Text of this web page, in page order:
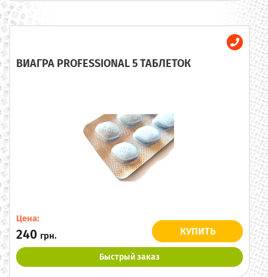
ВИАГРА PROFESSIONAL 5 ТАБЛЕТОК
Цена:
240 грн. КУПИТЬ
Быстрый заказ